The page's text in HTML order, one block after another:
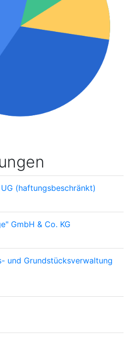
(haftungsbeschränkt)
GmbH & Co. KG
und Grundstücksverwaltung